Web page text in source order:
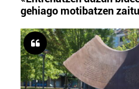
gehiago motibatzen